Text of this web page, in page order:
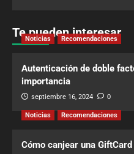
Te pueden interesar
Noticias Recomendaciones
Autenticación de doble
importancia
septiembre 16, 2024 0
Noticias Recomendaciones
Cómo canjear una